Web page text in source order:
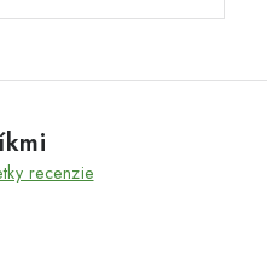
recenzie